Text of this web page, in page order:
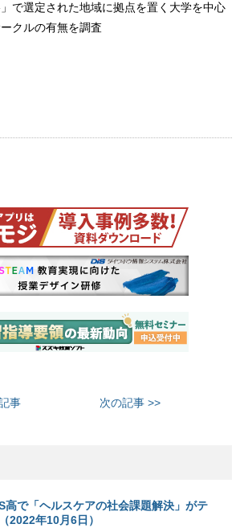
で選定された地域に拠点を置く大学を中心
クルの有無を調査
事 次の記事 >>
高で「ヘルスケアの社会課題解決」がテ
2022年10月6日）